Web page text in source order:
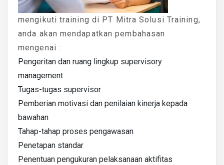
mengikuti training di PT Mitra Solusi Training,
anda akan mendapatkan pembahasan
mengenai :
Pengeritan dan ruang lingkup supervisory
management
Tugas-tugas supervisor
Pemberian motivasi dan penilaian kinerja kepada
bawahan
Tahap-tahap proses pengawasan
Penetapan standar
Penentuan pengukuran pelaksanaan aktifitas